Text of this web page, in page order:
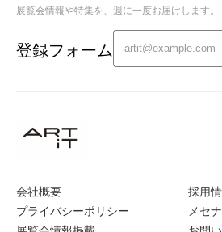
会社概要
プライバシーポリシー
採用
メセ
展覧会情報や特集を、週に一度お届けします。
登録フォーム